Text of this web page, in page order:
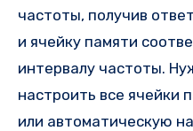
частоты, получив
и ячейку памяти
интервалу частоты.
настроить все ячейки
или автоматическую